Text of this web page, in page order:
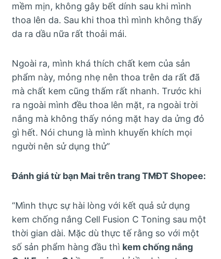
mềm mịn, không gây bết dính sau khi mình
thoa lên da. Sau khi thoa thì mình không thấy
da ra dầu nữa rất thoải mái.
Ngoài ra, mình khá thích chất kem của sản
phẩm này, mỏng nhẹ nên thoa trên da rất đã
mà chất kem cũng thấm rất nhanh. Trước khi
ra ngoài mình đều thoa lên mặt, ra ngoài trời
nắng mà không thấy nóng mặt hay da ửng đỏ
gì hết. Nói chung là mình khuyến khích mọi
người nên sử dụng thử”
Đánh giá từ bạn Mai trên trang TMĐT Shopee:
“Mình thực sự hài lòng với kết quả sử dụng
kem chống nắng Cell Fusion C Toning sau một
thời gian dài. Mặc dù thực tế rằng so với một
số sản phẩm hàng đầu thì kem chống nắng